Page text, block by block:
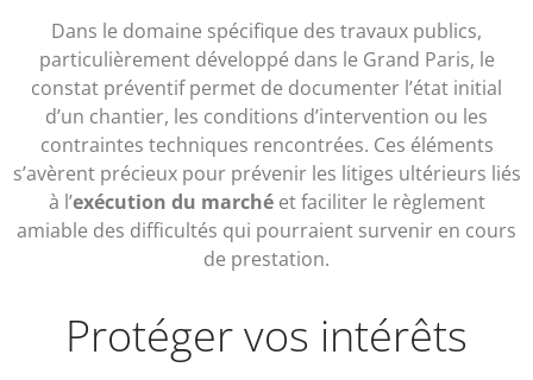
Dans le domaine spécifique des travaux publics,
particulièrement développé dans le Grand Paris, le
constat préventif permet de documenter l’état initial
d’un chantier, les conditions d’intervention ou les
contraintes techniques rencontrées. Ces éléments
s’avèrent précieux pour prévenir les litiges ultérieurs liés
à l’exécution du marchéet faciliter le règlement
amiable des difficultés qui pourraient survenir en cours
de prestation.
Protéger vos intérêts